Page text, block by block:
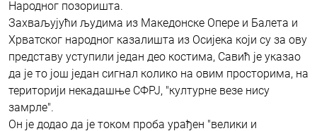
Народног позоришта.
Захваљујући људима из Македонске Опере и Балета и
Хрватског народног казалишта из Осијека који су за ову
представу уступили један део костима, Савић је указао
да је то још један сигнал колико на овим просторима, на
територији некадашње СФРЈ, "културне везе нису
замрле".
Он је додао да је током проба урађен "велики и